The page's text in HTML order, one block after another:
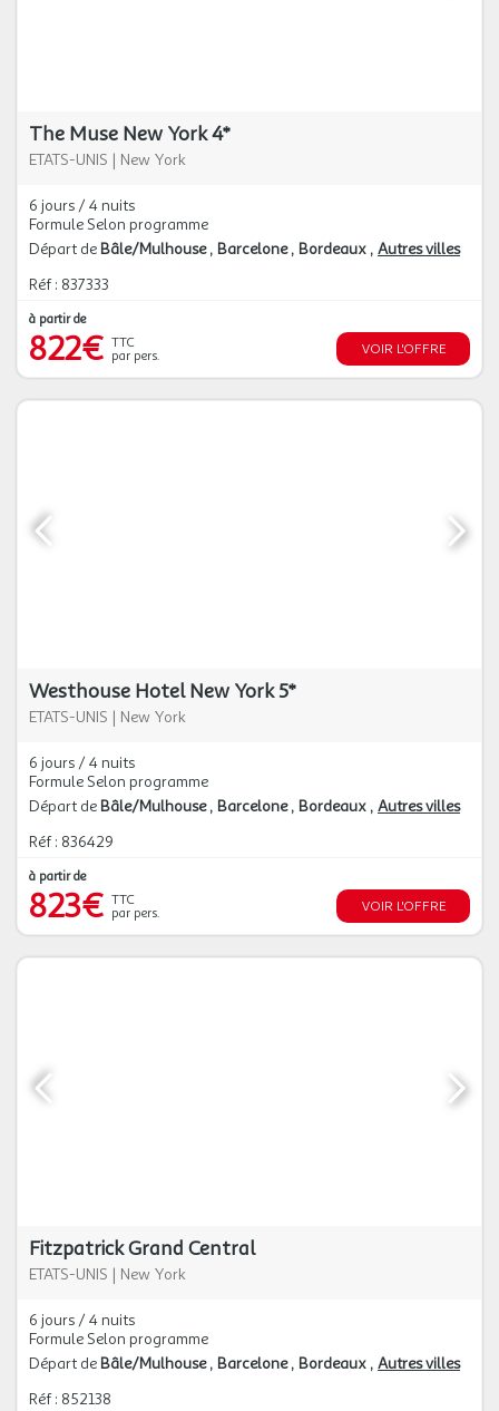
The Muse New York 4*
ETATS-UNIS | New York
6 jours / 4 nuits
Formule Selon programme
Départ de Bâle/Mulhouse Barcelone Bordeaux Autres villes
Réf : 837333
à partir de
822€ TTC
par pers.
VOIR L'OFFRE
Westhouse Hotel New York 5*
ETATS-UNIS | New York
6 jours / 4 nuits
Formule Selon programme
Départ de Bâle/Mulhouse Barcelone Bordeaux Autres villes
Réf : 836429
à partir de
823€ TTC
par pers.
VOIR L'OFFRE
Fitzpatrick Grand Central
ETATS-UNIS | New York
6 jours / 4 nuits
Formule Selon programme
Départ de Bâle/Mulhouse Barcelone Bordeaux Autres villes
Réf : 852138